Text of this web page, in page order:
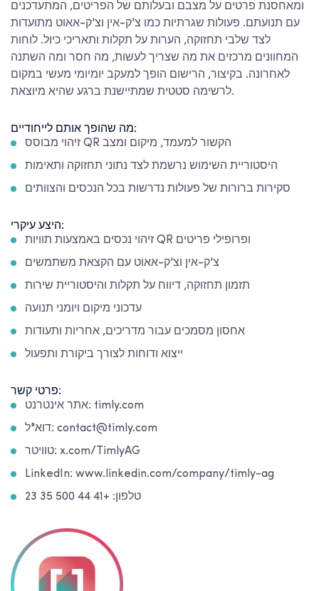
ומאחסנת פרטים על מצבם ובעלותם של הפריטים, המתעדכנים
עם תנועתם. פעולות שגרתיות כמו צ'ק-אין וצ'ק-אאוט מתועדות
לצד שלבי תחזוקה, הערות על תקלות ותאריכי כיול. לוחות
המחוונים מרכזים את מה שצריך לעשות, מה חסר ומה השתנה
לאחרונה. בקיצור, הרישום הופך למעקב יומיומי מעשי במקום
לרשימה סטטית שמתיישנת ברגע שהיא מיוצאת.
מה שהופך אותם לייחודיים:
זיהוי מבוסס QR הקשור למעמד, מיקום ומצב
היסטוריית השימוש נרשמת לצד נתוני תחזוקה ותאימות
סקירות ברורות של פעולות נדרשות בכל הנכסים והצוותים
היצע עיקרי:
זיהוי נכסים באמצעות תוויות QR ופרופילי פריטים
צ'ק-אין וצ'ק-אאוט עם הקצאת משתמשים
תזמון תחזוקה, דיווח על תקלות והיסטוריית שירות
עדכוני מיקום ויומני תנועה
אחסון מסמכים עבור מדריכים, אחריות ותעודות
ייצוא ודוחות לצורך ביקורת ותפעול
פרטי קשר:
אתר אינטרנט: timly.com
דוא"ל: contact@timly.com
טוויטר: x.com/TimlyAG
LinkedIn: www.linkedin.com/company/timly-ag
טלפון: +41 44 500 35 23